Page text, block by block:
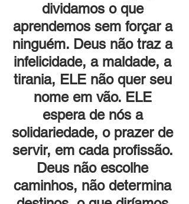
dividamos o que
aprendemos sem forçar a
ninguém. Deus não traz a
infelicidade, a maldade, a
tirania, ELE não quer seu
nome em vão. ELE
espera de nós a
solidariedade, o prazer de
servir, em cada profissão.
Deus não escolhe
caminhos, não determina